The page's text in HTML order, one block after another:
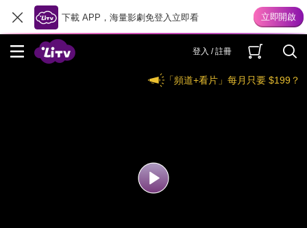
下載 APP，海量影劇免登入立即看
登入 / 註冊
「頻道+看片」每月只要 $199？